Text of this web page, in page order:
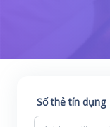
Số thẻ tín dụng